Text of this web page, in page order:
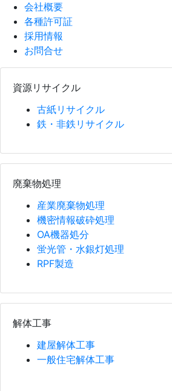
会社概要
各種許可証
採用情報
お問合せ
資源リサイクル
古紙リサイクル
鉄・非鉄リサイクル
廃棄物処理
産業廃棄物処理
機密情報破砕処理
OA機器処分
蛍光管・水銀灯処理
RPF製造
解体工事
建屋解体工事
一般住宅解体工事